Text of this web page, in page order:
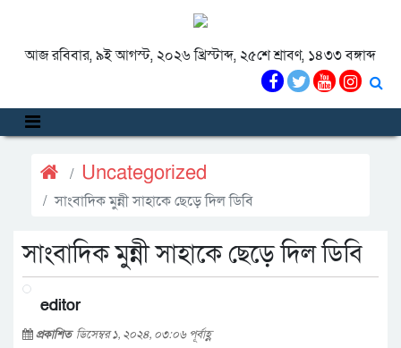
আজ রবিবার, ৯ই আগস্ট, ২০২৬ খ্রিস্টাব্দ, ২৫শে শ্রাবণ, ১৪৩৩ বঙ্গাব্দ
Uncategorized
সাংবাদিক মুন্নী সাহাকে ছেড়ে দিল ডিবি
সাংবাদিক মুন্নী সাহাকে ছেড়ে দিল ডিবি
editor
প্রকাশিত ডিসেম্বর ১, ২০২৪, ০৩:০৬ পূর্বাহ্ণ